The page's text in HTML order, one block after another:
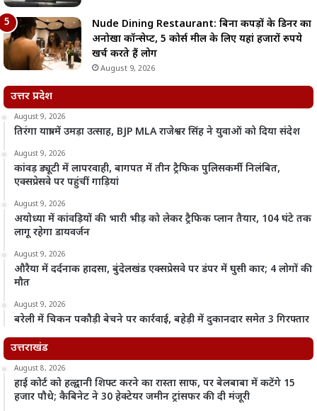
Nude Dining Restaurant: बिना कपड़ों के डिनर का
अनोखा कॉन्सेप्ट, 5 कोर्स मील के लिए यहां हजारों रुपये
खर्च करते हैं लोग
August 9, 2026
उत्तर प्रदेश
August 9, 2026
तिरंगा यात्रा में उमड़ा उत्साह, BJP MLA राजेश्वर सिंह ने युवाओं को दिया संदेश
August 9, 2026
कांवड़ ड्यूटी में लापरवाही, बागपत में तीन ट्रैफिक पुलिसकर्मी निलंबित,
एक्सप्रेसवे पर पहुंचीं गाड़ियां
August 9, 2026
अयोध्या में कांवड़ियों की भारी भीड़ को लेकर ट्रैफिक प्लान तैयार, 104 घंटे तक
लागू रहेगा डायवर्जन
August 9, 2026
औरैया में दर्दनाक हादसा, बुंदेलखंड एक्सप्रेसवे पर डंपर में घुसी कार; 4 लोगों की
मौत
August 9, 2026
बरेली में चिकन पकौड़ी बेचने पर कार्रवाई, बहेड़ी में दुकानदार समेत 3 गिरफ्तार
उत्तराखंड
August 8, 2026
हाई कोर्ट को हल्द्वानी शिफ्ट करने का रास्ता साफ, पर बेलबाबा में कटेंगे 15
हजार पौधे; कैबिनेट ने 30 हेक्टेयर जमीन ट्रांसफर की दी मंजूरी